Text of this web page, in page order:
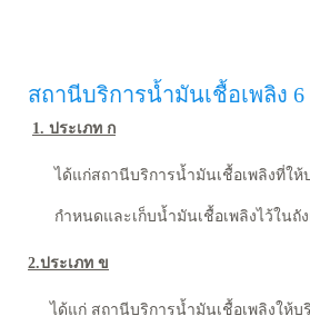
สถานีบริการน้ำมันเชื้อเพลิง 6
1. ประเภท ก
ได้แก่สถานีบริการน้ำมันเชื้อเพลิงที่ให้
กำหนดและเก็บน้ำมันเชื้อเพลิงไว้ในถั
2.ประเภท ข
ได้แก่ สถานีบริการน้ำมันเชื้อเพลิงให้บ